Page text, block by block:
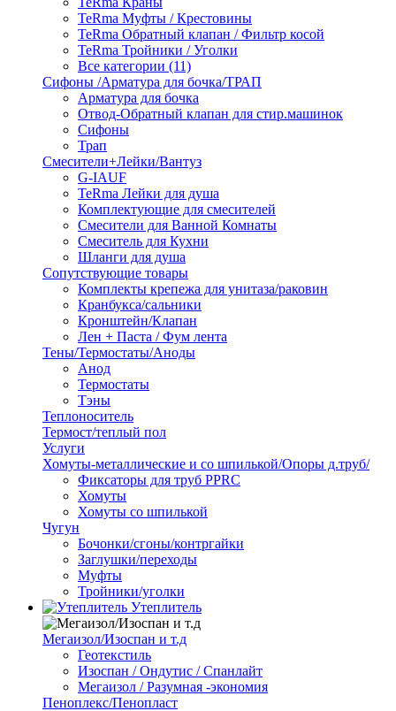
TeRma Муфты / Крестовины
TeRma Обратный клапан / Фильтр косой
TeRma Тройники / Уголки
Все категории (11)
Сифоны /Арматура для бочка/ТРАП
Арматура для бочка
Отвод-Обратный клапан для стир.машинок
Сифоны
Трап
Смесители+Лейки/Вантуз
G-IAUF
TeRma Лейки для душа
Комплектующие для смесителей
Смесители для Ванной Комнаты
Смеситель для Кухни
Шланги для душа
Сопутствующие товары
Комплекты крепежа для унитаза/раковин
Кранбукса/сальники
Кронштейн/Клапан
Лен + Паста / Фум лента
Тены/Термостаты/Аноды
Анод
Термостаты
Тэны
Теплоноситель
Термост/теплый пол
Услуги
Хомуты-металлические и со шпилькой/Опоры д.труб/
Фиксаторы для труб PPRC
Хомуты
Хомуты со шпилькой
Чугун
Бочонки/сгоны/контргайки
Заглушки/переходы
Муфты
Тройники/уголки
Утеплитель
Мегаизол/Изоспан и т.д
Геотекстиль
Изоспан / Ондутис / Спанлайт
Мегаизол / Разумная -экономия
Пеноплекс/Пенопласт